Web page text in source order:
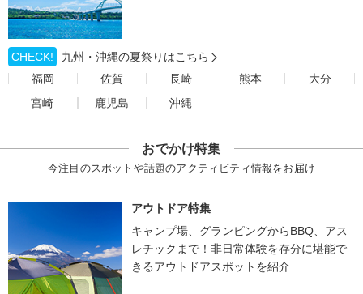
CHECK!
九州・沖縄の夏祭りはこちら
福岡
佐賀 長崎 熊本
大分
宮崎
鹿児島 沖縄
おでかけ特集
今注目のスポットや話題のアクティビティ情報をお届け
アウトドア特集
キャンプ場、グランピングからBBQ、アス
レチックまで！非日常体験を存分に堪能で
きるアウトドアスポットを紹介